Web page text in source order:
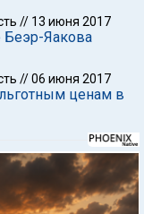
// 13 июня 2017
Беэр-Яакова
//06 июня 2017
ценам в